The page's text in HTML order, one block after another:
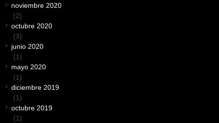
noviembre 2020
(2)
octubre 2020
(3)
junio 2020
(1)
mayo 2020
(1)
diciembre 2019
(1)
octubre 2019
(1)